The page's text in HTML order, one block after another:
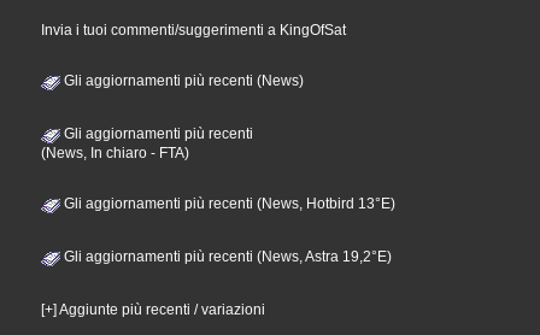
Invia i tuoi commenti/suggerimenti a KingOfSat
Gli aggiornamenti più recenti (News)
Gli aggiornamenti più recenti
(News, In chiaro - FTA)
Gli aggiornamenti più recenti (News, Hotbird 13°E)
Gli aggiornamenti più recenti (News, Astra 19,2°E)
[+] Aggiunte più recenti / variazioni